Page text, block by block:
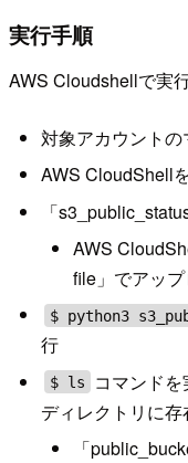
実行手順
AWS Cloudshellで実
対象アカウント
AWS CloudShell
「
AWS
file」でアッ
$ python3
行
$ ls
コマンド
ディレクトリに
「